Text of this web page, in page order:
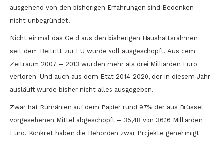
ausgehend von den bisherigen Erfahrungen sind Bedenken
nicht unbegründet.
Nicht einmal das Geld aus den bisherigen Haushaltsrahmen
seit dem Beitritt zur EU wurde voll ausgeschöpft. Aus dem
Zeitraum 2007 – 2013 wurden mehr als drei Milliarden Euro
verloren. Und auch aus dem Etat 2014-2020, der in diesem Jahr
ausläuft wurde bisher nicht alles ausgegeben.
Zwar hat Rumänien auf dem Papier rund 97% der aus Brüssel
vorgesehenen Mittel abgeschöpft – 35,48 von 36,16 Milliarden
Euro. Konkret haben die Behörden zwar Projekte genehmigt